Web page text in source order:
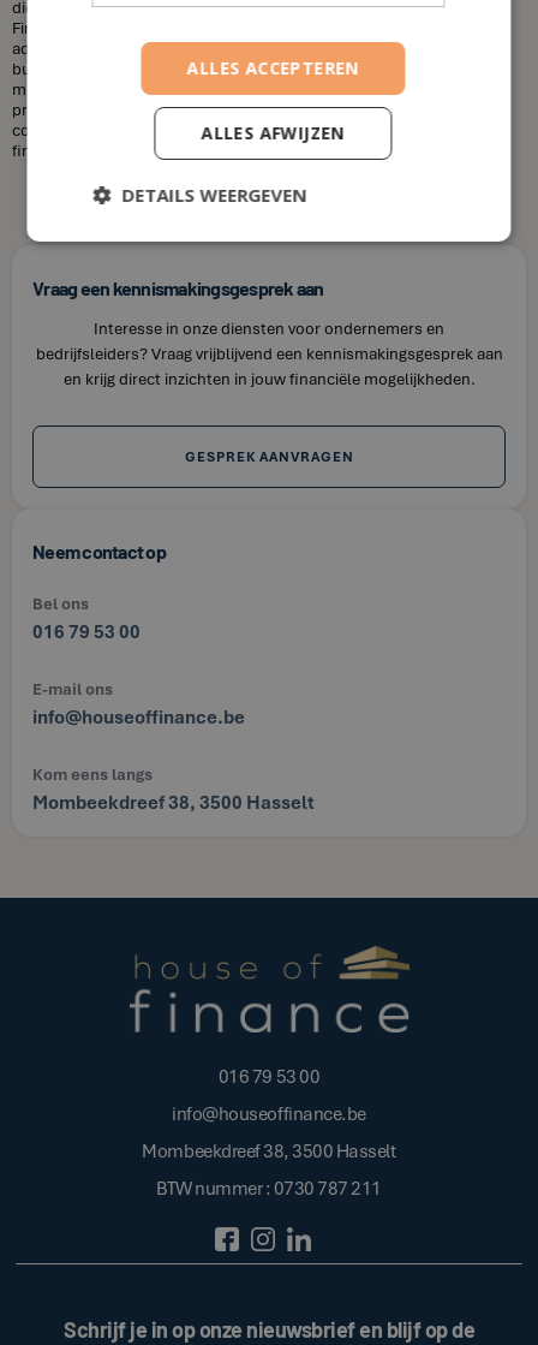
diensten die u nodig heeft en uw financiële situatie. Bij House of
Finance bieden wij betaalbare tarieven voor onze financiële
adviesdiensten, zodat u uw financiën kunt optimaliseren zonder uw
budget te overschrijden. Kortom, laat u niet misleiden door de
misvattingen over financieel adviseurs. Als u op zoek bent naar
professioneel en betrouwbaar financieel advies in Oekene, neem dan
contact op met House of Finance. Wij staan klaar om u te helpen uw
financiële doelen te bereiken.
Vraag een kennismakingsgesprek aan
Interesse in onze diensten voor ondernemers en
bedrijfsleiders? Vraag vrijblijvend een kennismakingsgesprek aan
en krijg direct inzichten in jouw financiële mogelijkheden.
GESPREK AANVRAGEN
Neem contact op
Bel ons
016 79 53 00
E-mail ons
info@houseoffinance.be
Kom eens langs
Mombeekdreef 38, 3500 Hasselt
016 79 53 00
info@houseoffinance.be
Mombeekdreef 38, 3500 Hasselt
BTW nummer : 0730 787 211
Schrijf je in op onze nieuwsbrief en blijf op de
ALLES ACCEPTEREN
ALLES AFWIJZEN
DETAILS WEERGEVEN